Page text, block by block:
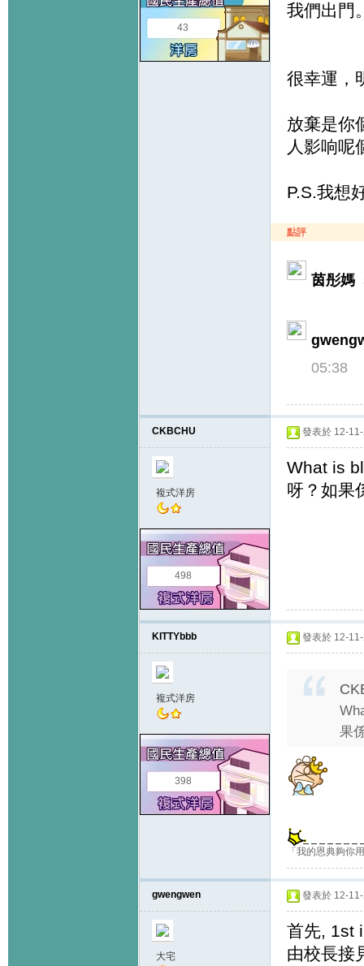
43
我們出門
很幸運，
放棄是你
人影响呢
P.S.我想
點評
茵彤媽
05:38
CKBCHU
複式洋房
498
發表於 12-
What is
呀？如果
KITTYbbb
複式洋房
398
發表於 12-
果
「我的恩典夠你
gwengwen
大宅
發表於 12-
首先, 1st
由校長接